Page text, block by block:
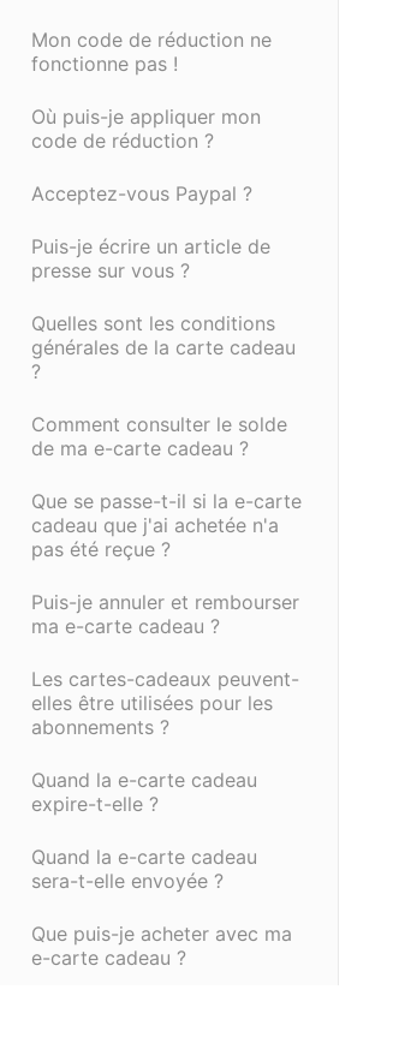
Mon code de réduction ne
fonctionne pas !
Où puis-je appliquer mon
code de réduction ?
Acceptez-vous Paypal ?
Puis-je écrire un article de
presse sur vous ?
Quelles sont les conditions
générales de la carte cadeau
?
Comment consulter le solde
de ma e-carte cadeau ?
Que se passe-t-il si la e-carte
cadeau que j'ai achetée n'a
pas été reçue ?
Puis-je annuler et rembourser
ma e-carte cadeau ?
Les cartes-cadeaux peuvent-
elles être utilisées pour les
abonnements ?
Quand la e-carte cadeau
expire-t-elle ?
Quand la e-carte cadeau
sera-t-elle envoyée ?
Que puis-je acheter avec ma
e-carte cadeau ?